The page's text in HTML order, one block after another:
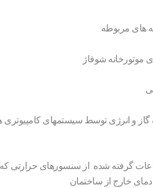
های مربوطه
شوفاژ
و انرژی توسط سیستمهای کامپیوتری
گرفته شده از سنسورهای
خارج از ساختمان